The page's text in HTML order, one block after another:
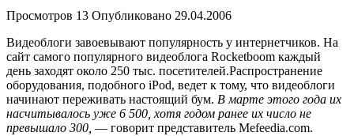
Просмотров 13 Опубликовано 29.04.2006
Видеоблоги завоевывают популярность у интернетчиков. На
сайт самого популярного видеоблога Rocketboom каждый
день заходят около 250 тыс. посетителей.Распространение
оборудования, подобного iPod, ведет к тому, что видеоблоги
начинают переживать настоящий бум. В марте этого года их
насчитывалось уже 6 500, хотя годом ранее их число не
превышало 300, — говорит представитель Mefeedia.com.